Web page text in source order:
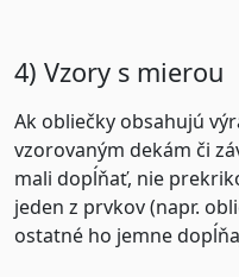
4) Vzory s mierou
Ak obliečky obsahujú
vzorovaným dekám či
mali dopĺňať, nie
jeden z prvkov (napr.
ostatné ho jemne